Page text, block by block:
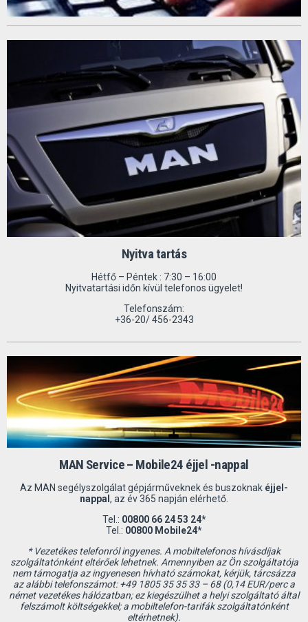
Nyitva tartás
Hétfő – Péntek : 7:30 – 16:00
Nyitvatartási időn kívül telefonos ügyelet!
Telefonszám:
+36-20/ 456-2343
MAN Service – Mobile24 éjjel -nappal
Az MAN segélyszolgálat gépjárműveknek és buszoknak éjjel-
nappal , az év 365 napján elérhető.
Tel.: 00800 66 24 53 24*
Tel.: 00800 Mobile24*
* Vezetékes telefonról ingyenes. A mobiltelefonos hívásdíjak
szolgáltatónként eltérőek lehetnek. Amennyiben az Ön szolgáltatója
nem támogatja az ingyenesen hívható számokat, kérjük, tárcsázza
az alábbi telefonszámot: +49 1805 35 35 33 – 68 (0,14 EUR/perc a
német vezetékes hálózatban; ez kiegészülhet a helyi szolgáltató által
felszámolt költségekkel; a mobiltelefon-tarifák szolgáltatónként
eltérhetnek).